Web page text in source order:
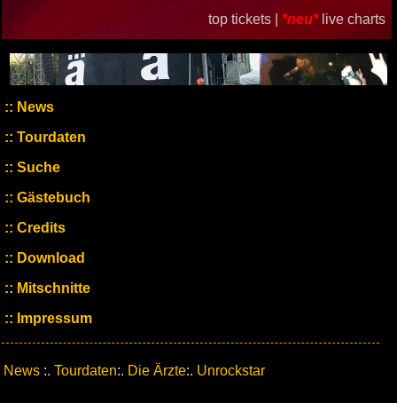
top tickets | *neu* live charts
News
Tourdaten
Suche
Gästebuch
Credits
Download
Mitschnitte
Impressum
News :. Tourdaten:. Die Ärzte:. Unrockstar